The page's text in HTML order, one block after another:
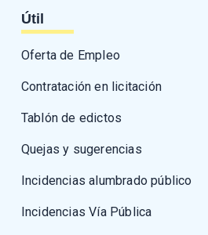
Útil
Oferta de Empleo
Contratación en licitación
Tablón de edictos
Quejas y sugerencias
Incidencias alumbrado público
Incidencias Vía Pública